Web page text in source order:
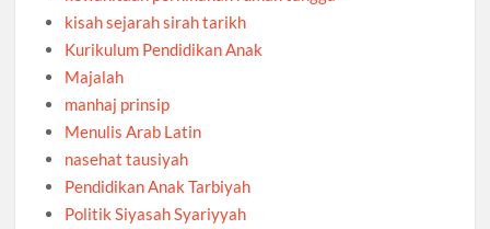
kisah sejarah sirah tarikh
Kurikulum Pendidikan Anak
Majalah
manhaj prinsip
Menulis Arab Latin
nasehat tausiyah
Pendidikan Anak Tarbiyah
Politik Siyasah Syariyyah